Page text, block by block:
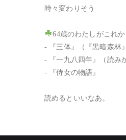
時々変わりそう
64歳のわたしがこれ
- 『三体』（『黒暗森林
- 『一九八四年』（読み
- 『侍女の物語』
読めるといいなあ。